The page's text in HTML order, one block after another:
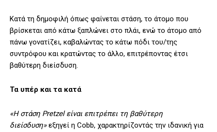
Κατά τη δημοφιλή όπως φαίνεται στάση, το άτομο που
βρίσκεται από κάτω ξαπλώνει στο πλάι, ενώ το άτομο από
πάνω γονατίζει, καβαλώντας το κάτω πόδι του/της
συντρόφου και κρατώντας το άλλο, επιτρέποντας έτσι
βαθύτερη διείσδυση.
Τα υπέρ και τα κατά
«Η στάση Pretzel είναι επιτρέπει τη βαθύτερη
διείσδυση»εξηγεί η Cobb, χαρακτηρίζοντάς την ιδανική για